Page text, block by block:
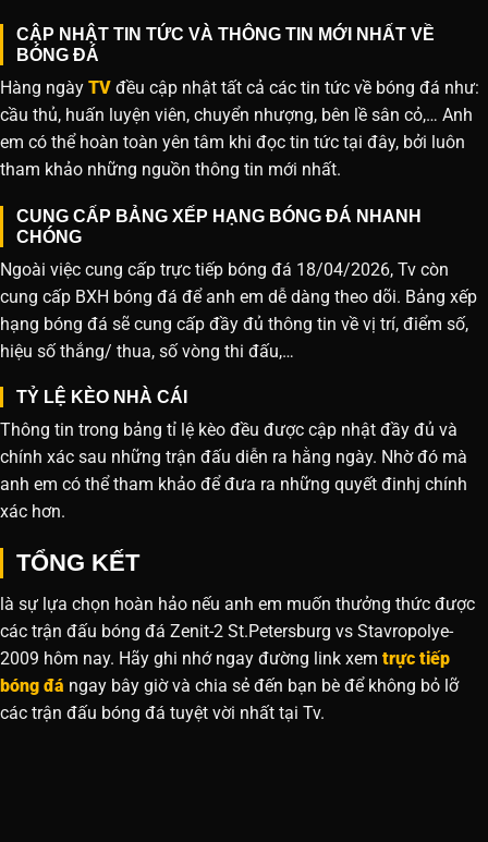
CẬP NHẬT TIN TỨC VÀ THÔNG TIN MỚI NHẤT VỀ
BÓNG ĐÁ
Hàng ngày TV đều cập nhật tất cả các tin tức về bóng đá như:
cầu thủ, huấn luyện viên, chuyển nhượng, bên lề sân cỏ,… Anh
em có thể hoàn toàn yên tâm khi đọc tin tức tại đây, bởi luôn
tham khảo những nguồn thông tin mới nhất.
CUNG CẤP BẢNG XẾP HẠNG BÓNG ĐÁ NHANH
CHÓNG
Ngoài việc cung cấp trực tiếp bóng đá 18/04/2026, Tv còn
cung cấp BXH bóng đá để anh em dễ dàng theo dõi. Bảng xếp
hạng bóng đá sẽ cung cấp đầy đủ thông tin về vị trí, điểm số,
hiệu số thắng/ thua, số vòng thi đấu,…
TỶ LỆ KÈO NHÀ CÁI
Thông tin trong bảng tỉ lệ kèo đều được cập nhật đầy đủ và
chính xác sau những trận đấu diễn ra hằng ngày. Nhờ đó mà
anh em có thể tham khảo để đưa ra những quyết đinhj chính
xác hơn.
TỔNG KẾT
là sự lựa chọn hoàn hảo nếu anh em muốn thưởng thức được
các trận đấu bóng đá Zenit-2 St.Petersburg vs Stavropolye-
2009 hôm nay. Hãy ghi nhớ ngay đường link xem trực tiếp
bóng đá ngay bây giờ và chia sẻ đến bạn bè để không bỏ lỡ
các trận đấu bóng đá tuyệt vời nhất tại Tv.